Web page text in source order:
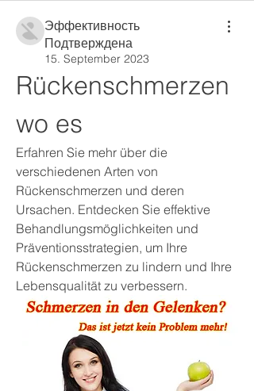
Эффективность
Подтверждена
15. September 2023
Rückenschmerzen
wo es
Erfahren Sie mehr über die
verschiedenen Arten von
Rückenschmerzen und deren
Ursachen. Entdecken Sie effektive
Behandlungsmöglichkeiten und
Präventionsstrategien, um Ihre
Rückenschmerzen zu lindern und Ihre
Lebensqualität zu verbessern.